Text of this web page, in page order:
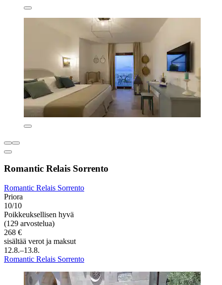
Romantic Relais Sorrento
Romantic Relais Sorrento
Priora
10/10
Poikkeuksellisen hyvä
(129 arvostelua)
268 €
sisältää verot ja maksut
12.8.–13.8.
Romantic Relais Sorrento